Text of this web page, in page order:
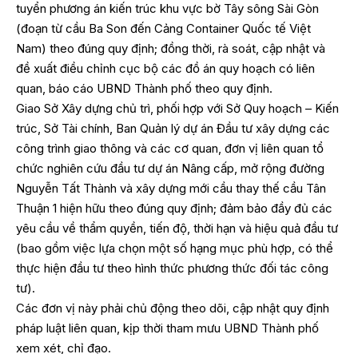
tuyển phương án kiến trúc khu vực bờ Tây sông Sài Gòn
(đoạn từ cầu Ba Son đến Cảng Container Quốc tế Việt
Nam) theo đúng quy định; đồng thời, rà soát, cập nhật và
đề xuất điều chỉnh cục bộ các đồ án quy hoạch có liên
quan, báo cáo UBND Thành phố theo quy định.
Giao Sở Xây dựng chủ trì, phối hợp với Sở Quy hoạch – Kiến
trúc, Sở Tài chính, Ban Quản lý dự án Đầu tư xây dựng các
công trình giao thông và các cơ quan, đơn vị liên quan tổ
chức nghiên cứu đầu tư dự án Nâng cấp, mở rộng đường
Nguyễn Tất Thành và xây dựng mới cầu thay thế cầu Tân
Thuận 1 hiện hữu theo đúng quy định; đảm bảo đầy đủ các
yêu cầu về thẩm quyền, tiến độ, thời hạn và hiệu quả đầu tư
(bao gồm việc lựa chọn một số hạng mục phù hợp, có thể
thực hiện đầu tư theo hình thức phương thức đối tác công
tư).
Các đơn vị này phải chủ động theo dõi, cập nhật quy định
pháp luật liên quan, kịp thời tham mưu UBND Thành phố
xem xét, chỉ đạo.